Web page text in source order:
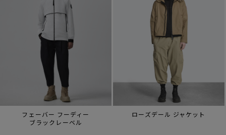
フェーバー フーディー
ブラックレーベル
ローズデール ジャケット